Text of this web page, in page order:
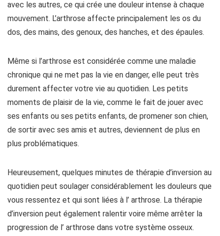
avec les autres, ce qui crée une douleur intense à chaque
mouvement. L’arthrose affecte principalement les os du
dos, des mains, des genoux, des hanches, et des épaules.
Même si l’arthrose est considérée comme une maladie
chronique qui ne met pas la vie en danger, elle peut très
durement affecter votre vie au quotidien. Les petits
moments de plaisir de la vie, comme le fait de jouer avec
ses enfants ou ses petits enfants, de promener son chien,
de sortir avec ses amis et autres, deviennent de plus en
plus problématiques.
Heureusement, quelques minutes de thérapie d’inversion au
quotidien peut soulager considérablement les douleurs que
vous ressentez et qui sont liées à l’ arthrose. La thérapie
d’inversion peut également ralentir voire même arrêter la
progression de l’ arthrose dans votre système osseux.